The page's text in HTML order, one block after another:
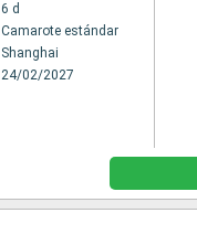
6 d
Camarote estándar
Shanghai
24/02/2027